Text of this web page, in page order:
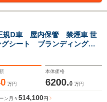
D車 屋内保管 禁煙車 世
シート ブランディングパ
き パワークラフトマフラ
有り
万円
本体価格
6200.0 万円
ン 月々514,100円